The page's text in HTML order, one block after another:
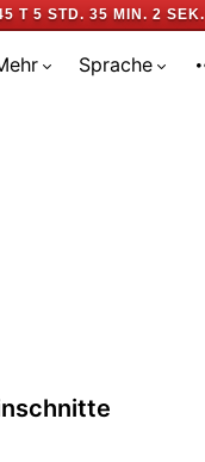
T 5 STD. 35 MIN. 0 SEK.
Sprache